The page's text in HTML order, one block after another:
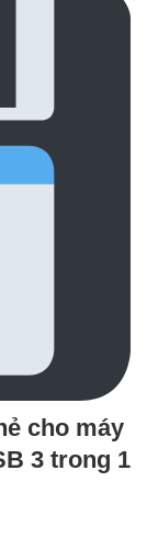
cho máy
3 trong 1